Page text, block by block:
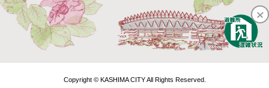
Copyright © KASHIMA CITY All Rights Reserved.